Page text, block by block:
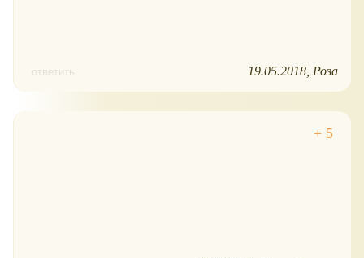
ответить 19.05.2018 Роза